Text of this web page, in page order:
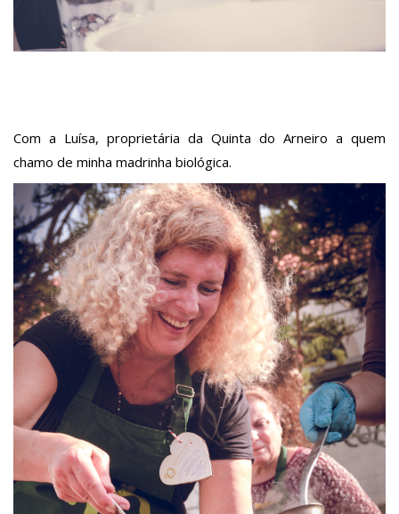
Com a Luísa, proprietária da Quinta do Arneiro a quem
chamo de minha madrinha biológica.